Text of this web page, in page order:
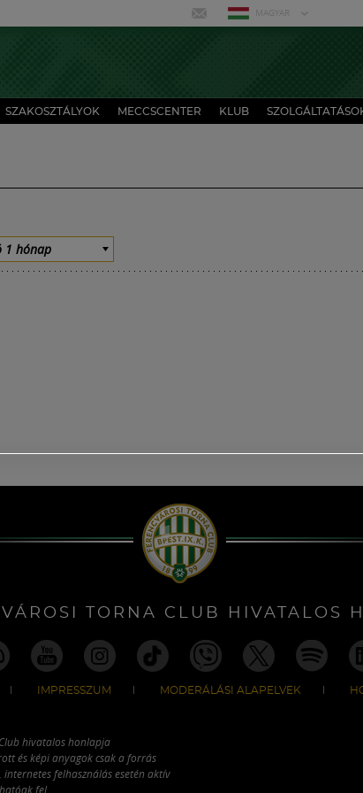
MAGYAR
SZAKOSZTÁLYOK MECCSCENTER KLUB
1 hónap
TORNA CLUB HIVATALOS
IMPRESSZUM MODERÁLÁSI ALAPELVEK
hivatalos honlapja
és képi anyagok csak a forrás
internetes felhasználás esetén aktív
fel.